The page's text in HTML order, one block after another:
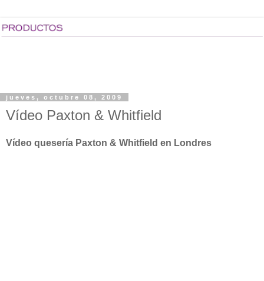
jueves, octubre 08, 2009
Vídeo Paxton & Whitfield
Vídeo quesería Paxton & Whitfield en Londres